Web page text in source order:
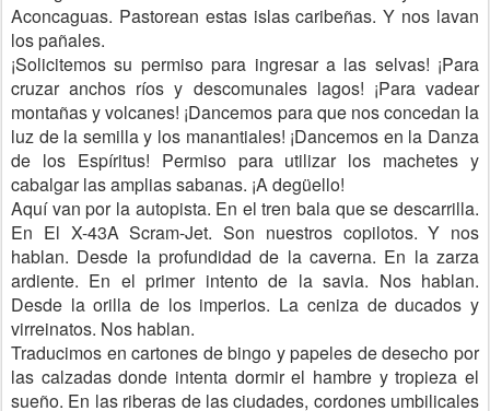
Aconcaguas. Pastorean estas islas caribeñas. Y nos lavan
los pañales.
¡Solicitemos su permiso para ingresar a las selvas! ¡Para
cruzar anchos ríos y descomunales lagos! ¡Para vadear
montañas y volcanes! ¡Dancemos para que nos concedan la
luz de la semilla y los manantiales! ¡Dancemos en la Danza
de los Espíritus! Permiso para utilizar los machetes y
cabalgar las amplias sabanas. ¡A degüello!
Aquí van por la autopista. En el tren bala que se descarrilla.
En El X-43A Scram-Jet. Son nuestros copilotos. Y nos
hablan. Desde la profundidad de la caverna. En la zarza
ardiente. En el primer intento de la savia. Nos hablan.
Desde la orilla de los imperios. La ceniza de ducados y
virreinatos. Nos hablan.
Traducimos en cartones de bingo y papeles de desecho por
las calzadas donde intenta dormir el hambre y tropieza el
sueño. En las riberas de las ciudades, cordones umbilicales